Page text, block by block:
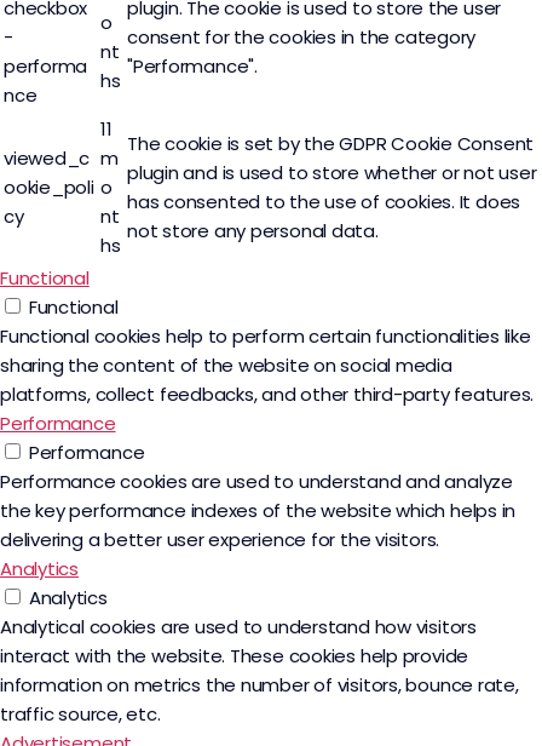
checkbox
-
performa
nce
o
nt
hs
plugin. The cookie is used to store the user
consent for the cookies in the category
"Performance".
viewed_c
ookie_poli
cy
11
m
o
nt
hs
The cookie is set by the GDPR Cookie Consent
plugin and is used to store whether or not user
has consented to the use of cookies. It does
not store any personal data.
Functional
Functional
Functional cookies help to perform certain functionalities like
sharing the content of the website on social media
platforms, collect feedbacks, and other third-party features.
Performance
Performance
Performance cookies are used to understand and analyze
the key performance indexes of the website which helps in
delivering a better user experience for the visitors.
Analytics
Analytics
Analytical cookies are used to understand how visitors
interact with the website. These cookies help provide
information on metrics the number of visitors, bounce rate,
traffic source, etc.